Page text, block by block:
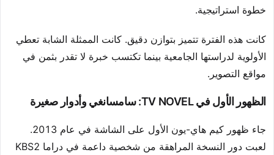
خطوة استراتيجية.
كانت هذه الفترة تتميز بتوازن دقيق. كانت الممثلة الشابة تعطي
الأولوية لدراستها الجامعية بينما تكتسب خبرة لا تقدر بثمن في
مواقع التصوير.
الظهور الأول في TV NOVEL: سامسانغي وأدوار صغيرة
جاء ظهور كيم هاي-يون الأول على الشاشة في عام 2013.
لعبت دور النسخة المراهقة من شخصية داعمة في دراما KBS2